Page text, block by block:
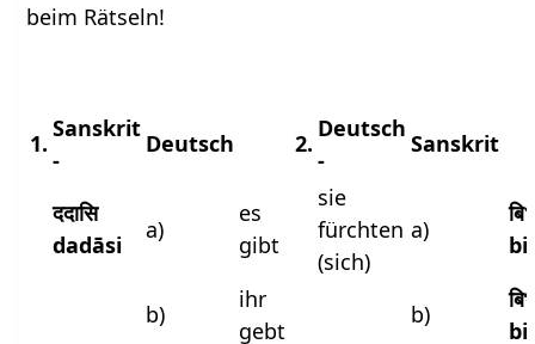
beim Rätseln!
1.
Sanskrit
-
Deutsch 2.
Deutsch
-
Sanskrit
ददासि
dadāsi
a)
es
gibt
sie
fürchten
(sich)
a)
b)
ihr
gebt
b)